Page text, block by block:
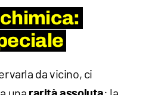
da vicino, ci